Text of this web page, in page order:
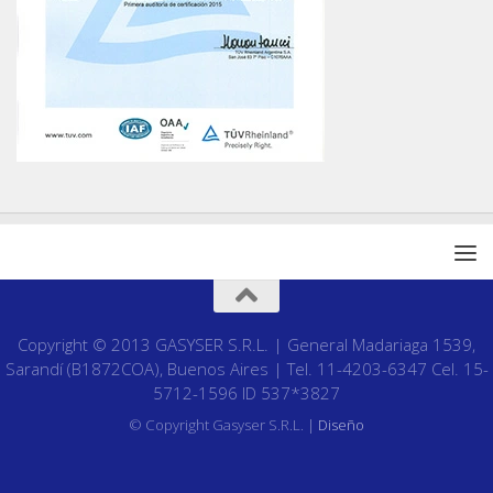
Copyright © 2013 GASYSER S.R.L. | General Madariaga 1539,
Sarandí (B1872COA), Buenos Aires | Tel. 11-4203-6347 Cel. 15-
5712-1596 ID 537*3827
© Copyright Gasyser S.R.L. | Diseño